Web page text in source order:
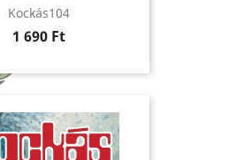
Kockás104
Ár
1 690 Ft